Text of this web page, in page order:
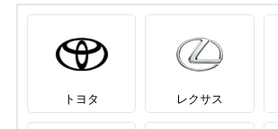
トヨタ レクサス